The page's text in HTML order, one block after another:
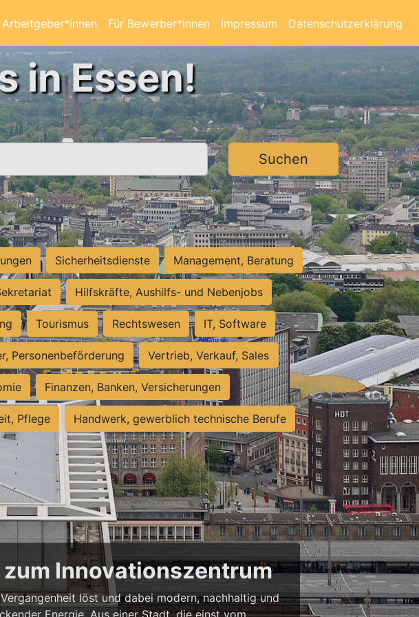
Arbeitgeber*innen Für Bewerber*innen Impressum Datenschutzerklärung
in Essen!
Suchen
Sicherheitsdienste Management, Beratung
Hilfskräfte, Aushilfs- und Nebenjobs
Tourismus Rechtswesen IT, Software
Personenbeförderung Vertrieb, Verkauf, Sales
Finanzen, Banken, Versicherungen
Pflege Handwerk, gewerblich technische Berufe
Innovationszentrum
löst und dabei modern, nachhaltig und